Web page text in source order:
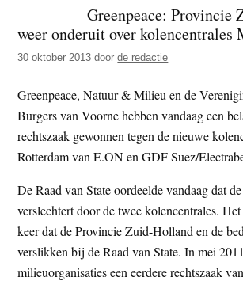
z
e
i
t
e
n
d
z
e
s
i
t
Greenpeace: Provincie
weer onderuit over kolencentrales
30 oktober 2013 doorde redactie
Greenpeace, Natuur & Milieu en de
Burgers van Voorne hebben vandaag een
rechtszaak gewonnen tegen de nieuwe
Rotterdam van E.ON en GDF Suez/
De Raad van State oordeelde vandaag dat
verslechtert door de twee kolencentrales.
keer dat de Provincie Zuid-Holland en de
verslikken bij de Raad van State. In mei
milieuorganisaties een eerdere rechtszaak